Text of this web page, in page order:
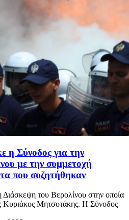
η Σύνοδος για την
με την συμμετοχή
που συζητήθηκαν
του Βερολίνου στην οποία
Κυριάκος Μητσοτάκης. Η Σύνοδος